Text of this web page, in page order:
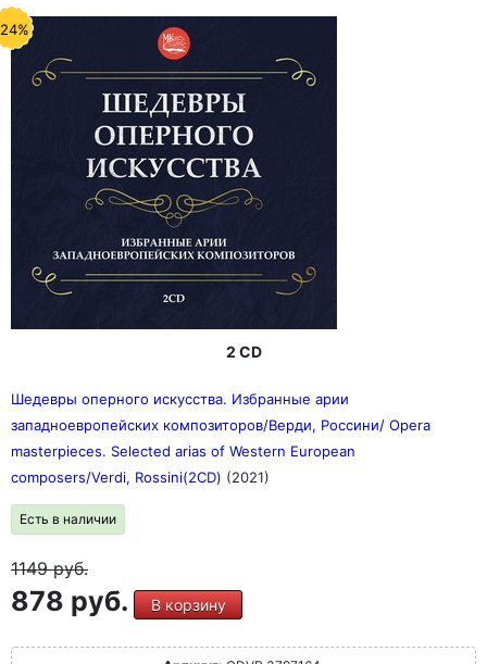
2 CD
Шедевры оперного искусства. Избранные арии
западноевропейских композиторов/Верди, Россини/ Opera
masterpieces. Selected arias of Western European
composers/Verdi, Rossini(2CD) (2021)
Есть в наличии
1149руб.
878 руб. В корзину